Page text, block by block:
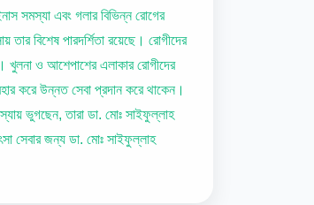
সমস্যা এবং গলার বিভিন্ন রোগের
তার বিশেষ পারদর্শিতা রয়েছে। রোগীদের
খুলনা ও আশেপাশের এলাকার রোগীদের
করে উন্নত সেবা প্রদান করে থাকেন।
ভুগছেন, তারা ডা. মোঃ সাইফুল্লাহ
সেবার জন্য ডা. মোঃ সাইফুল্লাহ